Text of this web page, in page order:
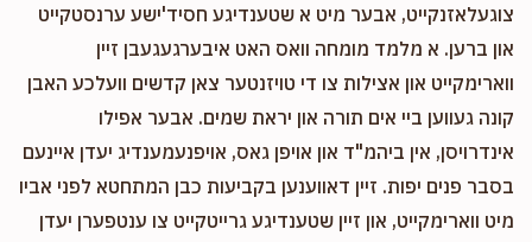
צוגעלאזנקייט, אבער מיט א שטענדיגע חסיד'ישע ערנסטקייט
און ברען. א מלמד מומחה וואס האט איבערגעגעבן זיין
ווארימקייט און אצילות צו די טויזנטער צאן קדשים וועלכע האבן
קונה געווען ביי אים תורה און יראת שמים. אבער אפילו
אינדרויסן, אין ביהמ"ד און אויפן גאס, אויפנעמענדיג יעדן איינעם
בסבר פנים יפות. זיין דאווענען בקביעות כבן המתחטא לפני אביו
מיט ווארימקייט, און זיין שטענדיגע גרייטקייט צו ענטפערן יעדן